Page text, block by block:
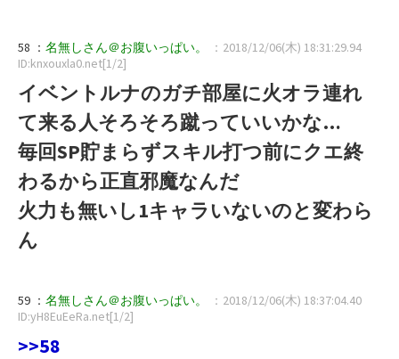
58 ： 名無しさん＠お腹いっぱい。
：2018/12/06(木) 18:31:29.94
ID:knxouxla0.net[1/2]
イベントルナのガチ部屋に火オラ連れ
て来る人そろそろ蹴っていいかな…
毎回SP貯まらずスキル打つ前にクエ終
わるから正直邪魔なんだ
火力も無いし1キャラいないのと変わら
ん
59 ： 名無しさん＠お腹いっぱい。
：2018/12/06(木) 18:37:04.40
ID:yH8EuEeRa.net[1/2]
>>58